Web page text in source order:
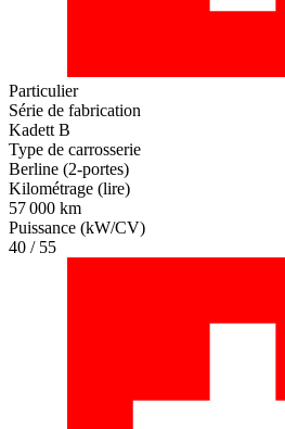
Particulier
Série de fabrication
Kadett B
Type de carrosserie
Berline (2-portes)
Kilométrage (lire)
57 000 km
Puissance (kW/CV)
40 / 55